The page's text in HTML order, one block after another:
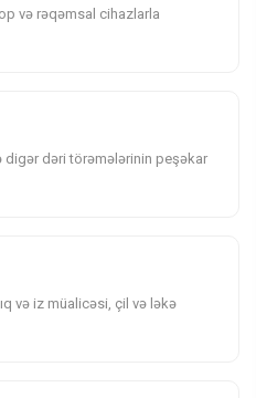
və rəqəmsal cihazlarla
dəri törəmələrinin peşəkar
və iz müalicəsi, çil və ləkə